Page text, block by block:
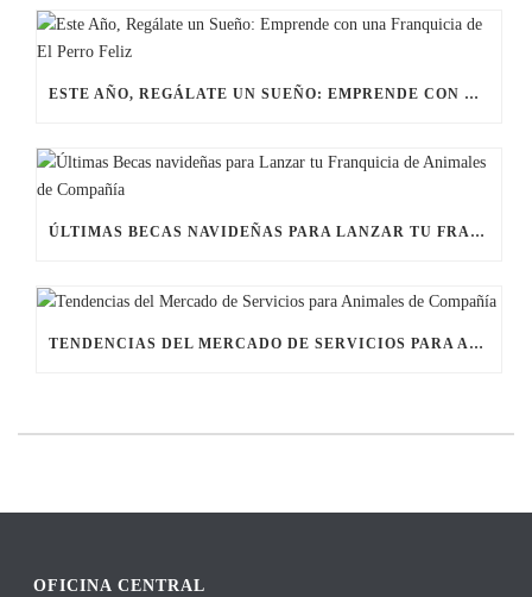
ESTE AÑO, REGÁLATE UN SUEÑO: EMPRENDE CON UNA FRANQUICIA DE EL PERRO FELIZ
ÚLTIMAS BECAS NAVIDEÑAS PARA LANZAR TU FRANQUICIA DE ANIMALES DE COMPAÑÍA
TENDENCIAS DEL MERCADO DE SERVICIOS PARA ANIMALES DE COMPAÑÍA
OFICINA CENTRAL